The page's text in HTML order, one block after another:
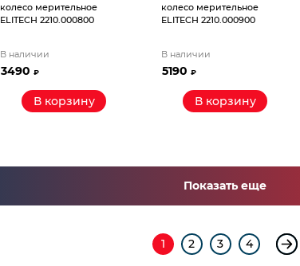
колесо мерительное
ELITECH 2210.000800
В наличии
3490₽
В корзину
колесо мерительное
ELITECH 2210.000900
В наличии
5190₽
В корзину
Показать еще
1 2 3 4